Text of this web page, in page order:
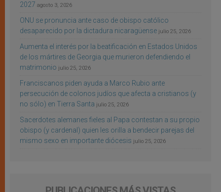
2027 agosto 3, 2026
ONU se pronuncia ante caso de obispo católico
desaparecido por la dictadura nicaragüense julio 25, 2026
Aumenta el interés por la beatificación en Estados Unidos
de los mártires de Georgia que murieron defendiendo el
matrimonio julio 25, 2026
Franciscanos piden ayuda a Marco Rubio ante
persecución de colonos judíos que afecta a cristianos (y
no sólo) en Tierra Santa julio 25, 2026
Sacerdotes alemanes fieles al Papa contestan a su propio
obispo (y cardenal) quien les orilla a bendecir parejas del
mismo sexo en importante diócesis julio 25, 2026